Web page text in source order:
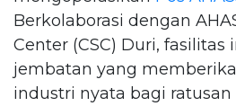
Berkolaborasi dengan
Center (CSC) Duri, fasilitas
jembatan yang
industri nyata bagi